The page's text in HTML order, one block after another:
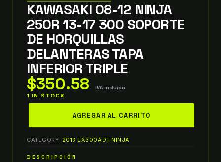
KAWASAKI 08-12 NINJA
250R 13-17 300 SOPORTE
DE HORQUILLAS
DELANTERAS TAPA
INFERIOR TRIPLE
$350.58 IVA incluido
1 IN STOCK
ninja
250r
AGREGAR AL CARRITO
CATEGORY: 2013 EX300ADF NINJA
DESCRIPCIÓN